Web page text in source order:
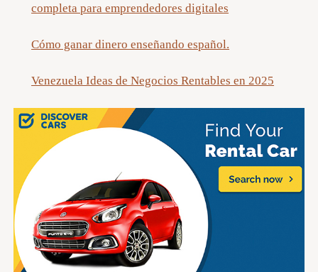
completa para emprendedores digitales
Cómo ganar dinero enseñando español.
Venezuela Ideas de Negocios Rentables en 2025